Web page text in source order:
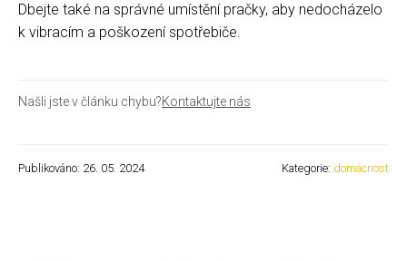
Dbejte také na správné umístění pračky, aby nedocházelo
k vibracím a poškození spotřebiče.
Našli jste v článku chybu?Kontaktujte nás
Publikováno: 26. 05. 2024 Kategorie: domácnost